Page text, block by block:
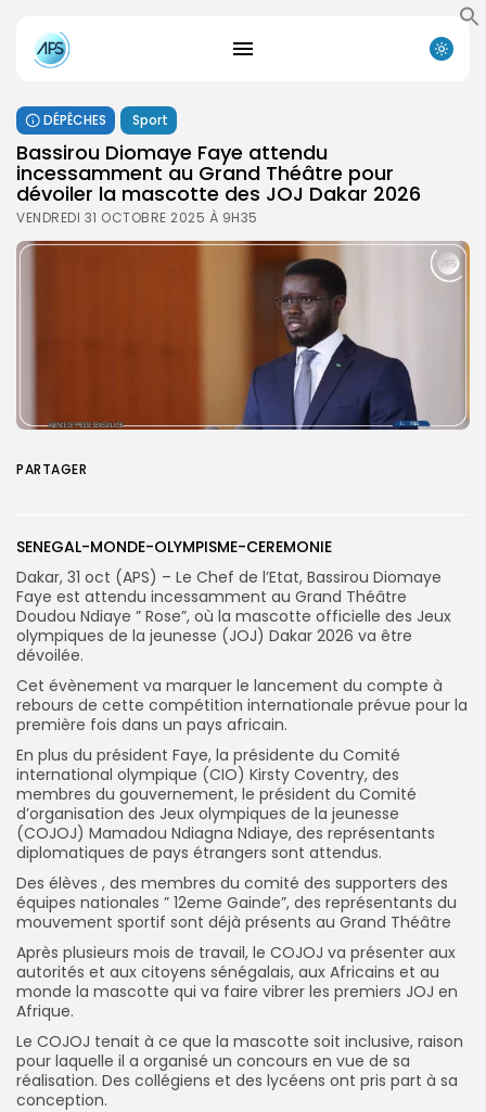
for:
Button
DÉPÊCHES Sport
Bassirou Diomaye Faye attendu
incessamment au Grand Théâtre pour
dévoiler la mascotte des JOJ Dakar 2026
VENDREDI 31 OCTOBRE 2025 À 9H35
SENEGAL-MONDE-OLYMPISME-CEREMONIE
Dakar, 31 oct (APS) – Le Chef de l’Etat, Bassirou Diomaye
Faye est attendu incessamment au Grand Théâtre
Doudou Ndiaye ” Rose”, où la mascotte officielle des Jeux
olympiques de la jeunesse (JOJ) Dakar 2026 va être
dévoilée.
Cet évènement va marquer le lancement du compte à
rebours de cette compétition internationale prévue pour la
première fois dans un pays africain.
En plus du président Faye, la présidente du Comité
international olympique (CIO) Kirsty Coventry, des
membres du gouvernement, le président du Comité
d’organisation des Jeux olympiques de la jeunesse
(COJOJ) Mamadou Ndiagna Ndiaye, des représentants
diplomatiques de pays étrangers sont attendus.
Des élèves , des membres du comité des supporters des
équipes nationales ” 12eme Gainde”, des représentants du
mouvement sportif sont déjà présents au Grand Théâtre
Après plusieurs mois de travail, le COJOJ va présenter aux
autorités et aux citoyens sénégalais, aux Africains et au
monde la mascotte qui va faire vibrer les premiers JOJ en
Afrique.
Le COJOJ tenait à ce que la mascotte soit inclusive, raison
pour laquelle il a organisé un concours en vue de sa
réalisation. Des collégiens et des lycéens ont pris part à sa
conception.
PARTAGER